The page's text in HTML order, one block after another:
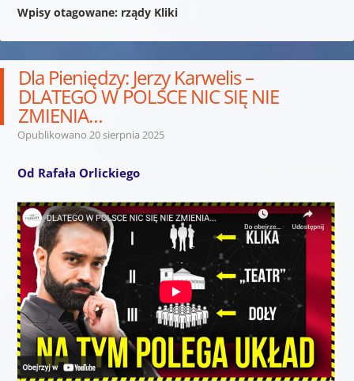
Wpisy otagowane: rządy Kliki
Dla Pieniędzy: Jerzy Karwelis –
DLATEGO W POLSCE NIC SIĘ NIE
ZMIENIA…
Opublikowano 20 sierpnia 2025
Od Rafała Orlickiego